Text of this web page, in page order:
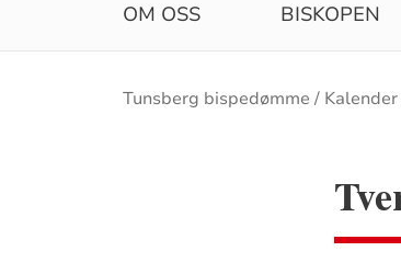
OM OSS BISKOPEN
Brødsmulesti
Tunsberg bispedømme Kalender